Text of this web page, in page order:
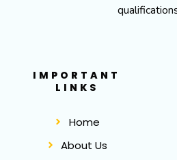
IMPORTANT
LINKS
Home
About Us